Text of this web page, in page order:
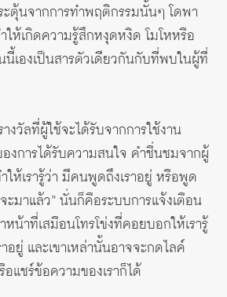
ะตุ้นจากการทำพฤติกรรมนั้นๆ โดพา
ห้เกิดความรู้สึกหงุดหงิด โมโหหรือ
นี้เองเป็นสารตัวเดียวกันกับที่พบในผู้ที่
งวัลที่ผู้ใช้จะได้รับจากการใช้งาน
องการได้รับความสนใจ คำชื่นชมจากผู้
เรารู้ว่า มีคนพูดถึงเราอยู่ หรือพูด
ะมาแล้ว” นั่นก็คือระบบการแจ้งเตือน
น้าที่เสมือนโทรโข่งที่คอยบอกให้เรารู้
อยู่ และเขาเหล่านั้นอาจจะกดไลค์
แชร์ข้อความของเราก็ได้